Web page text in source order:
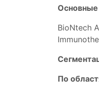
Основные
BioNtech
По